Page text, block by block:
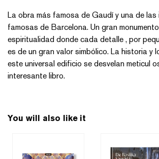
La obra más famosa de Gaudí y una de las
famosas de Barcelona. Un gran
espiritualidad donde cada detalle , por
es de un gran valor simbólico. La historia y
este universal edificio se desvelan meticul
interesante libro.
You will also like it